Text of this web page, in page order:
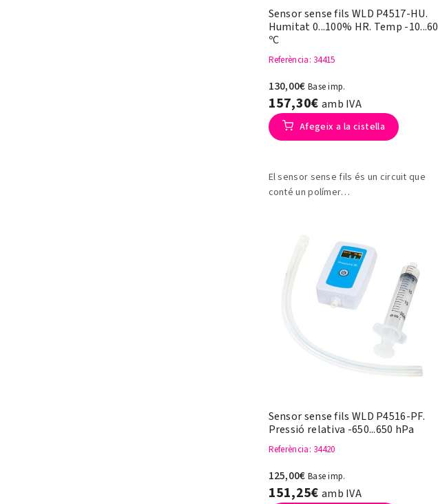
Sensor sense fils WLD P4517-HU.
Humitat 0...100% HR. Temp -10...60
ºC
Referència: 34415
130,00€ Base imp.
157,30€ amb IVA
Afegeix a la cistella
El sensor sense fils és un circuit que
conté un polímer
Sensor sense fils WLD P4516-PF.
Pressió relativa -650...650 hPa
Referència: 34420
125,00€ Base imp.
151,25€ amb IVA